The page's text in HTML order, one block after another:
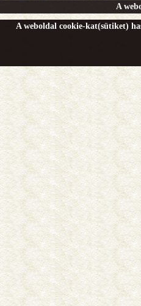
A
A weboldal cookie-kat(sütiket)